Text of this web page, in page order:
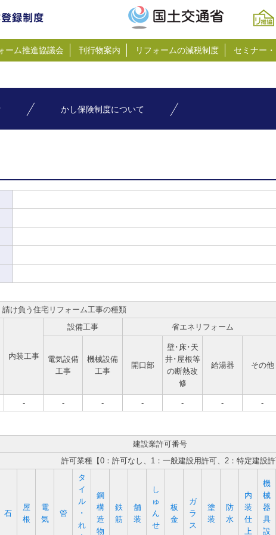
ーム推進協議会 刊行物案内 リフォームの減税制度 セミナー
かし保険制度について
請け負う住宅リフォーム工事の種類
内装工事
設備工事
省エネリフォーム
電気設備
工事
機械設備
工事
開口部
壁･床･天
井･屋根等
の断熱改
修
給湯器 その他
- - - - - - -
建設業許可番号
許可業種【0：許可なし、1：一般建設用許可、2：特定建設許
石
屋
根
電
気
管
タ
イ
ル
･
れ
鋼
構
造
物
鉄
筋
舗
装
し
ゅ
ん
せ
板
金
ガ
ラ
ス
塗
装
防
水
内
装
仕
上
機
械
器
具
設